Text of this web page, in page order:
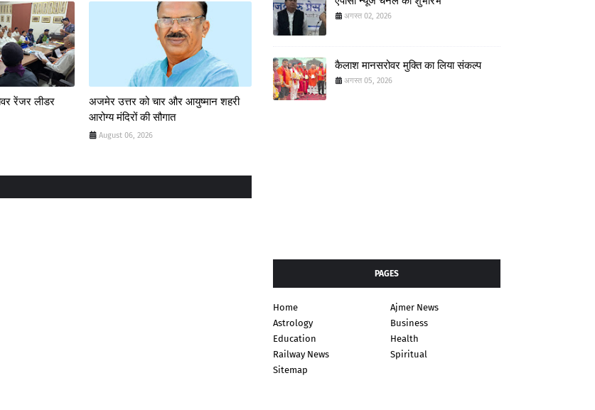
रेंजर लीडर
अजमेर उत्तर को चार और आयुष्मान शहरी
आरोग्य मंदिरों की सौगात
August 06, 2026
अगस्त 02, 2026
कैलाश मानसरोवर मुक्ति का लिया संकल्प
अगस्त 05, 2026
PAGES
Home
Ajmer News
Astrology
Business
Education
Health
Railway News
Spiritual
Sitemap